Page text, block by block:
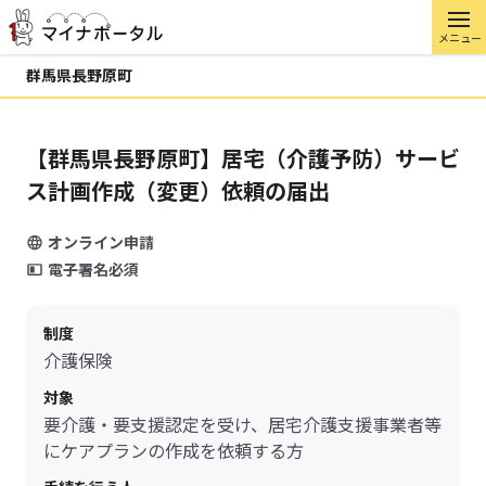
メニュー
群馬県長野原町
【群馬県長野原町】居宅（介護予防）サービ
ス計画作成（変更）依頼の届出
オンライン申請
電子署名必須
制度
介護保険
対象
要介護・要支援認定を受け、居宅介護支援事業者等
にケアプランの作成を依頼する方